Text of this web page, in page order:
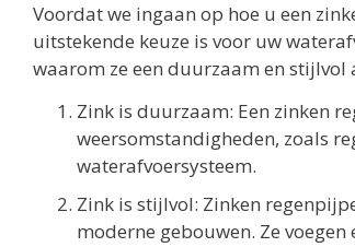
Voordat we ingaan op hoe u een
uitstekende keuze is voor uw
waarom ze een duurzaam en stijlvol
Zink is duurzaam: Een zinken
weersomstandigheden, zoals
waterafvoersysteem.
Zink is stijlvol: Zinken
moderne gebouwen. Ze